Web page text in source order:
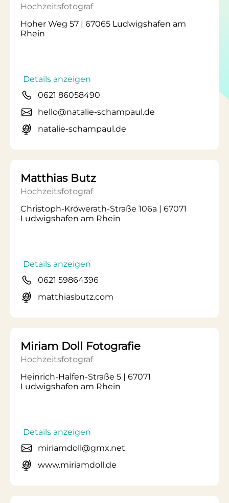
Hochzeitsfotograf
Hoher Weg 57 | 67065 Ludwigshafen am
Rhein
Details anzeigen
0621 86058490
hello@natalie-schampaul.de
natalie-schampaul.de
Matthias Butz
Hochzeitsfotograf
Christoph-Kröwerath-Straße 106a | 67071
Ludwigshafen am Rhein
Details anzeigen
0621 59864396
matthiasbutz.com
Miriam Doll Fotografie
Hochzeitsfotograf
Heinrich-Halfen-Straße 5 | 67071
Ludwigshafen am Rhein
Details anzeigen
miriamdoll@gmx.net
www.miriamdoll.de